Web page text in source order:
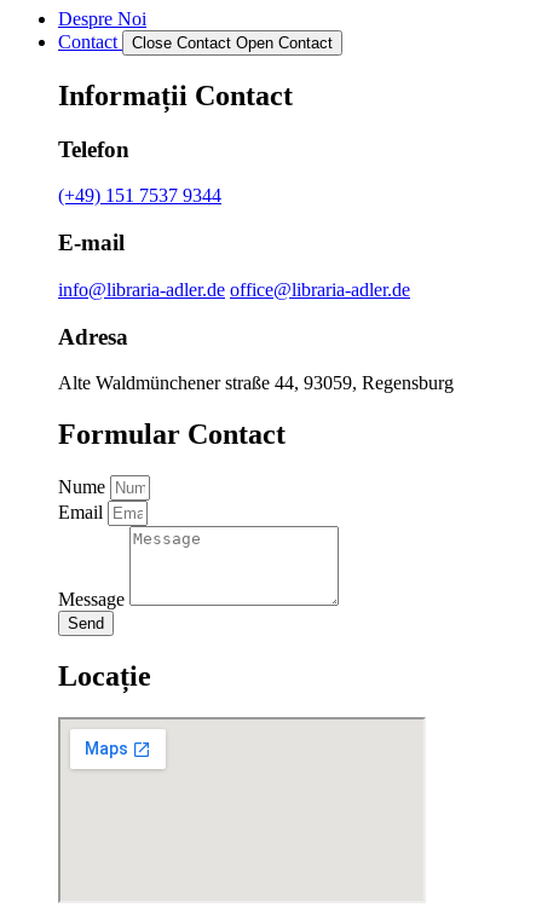
Despre Noi
Contact
Close Contact Open Contact
Informații Contact
Telefon
(+49) 151 7537 9344
E-mail
info@libraria-adler.de office@libraria-adler.de
Adresa
Alte Waldmünchener straße 44, 93059, Regensburg
Formular Contact
Nume
Email
Message
Send
Locație